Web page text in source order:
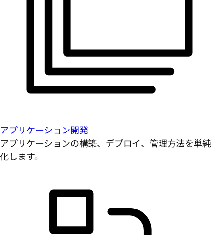
アプリケーション開発
アプリケーションの構築、デプロイ、管理方法を単純
化します。